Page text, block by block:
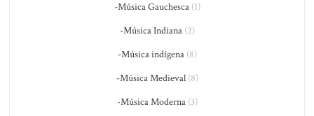
-Música Gauchesca(1)
-Música Indiana(2)
-Música indígena(8)
-Música Medieval(8)
-Música Moderna(3)